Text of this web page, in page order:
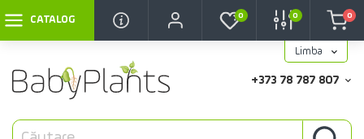
CATALOG
Limba
0 0 0
+373 78 787 807